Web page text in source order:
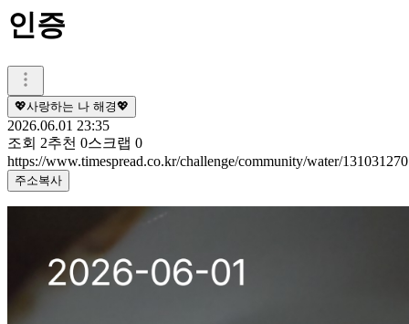
인증
💖사랑하는 나 해경💖
2026.06.01 23:35
조회 2추천 0스크랩 0
https://www.timespread.co.kr/challenge/community/water/131031270
주소복사